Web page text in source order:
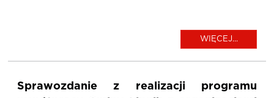
WIĘCEJ...
Sprawozdanie z realizacji programu